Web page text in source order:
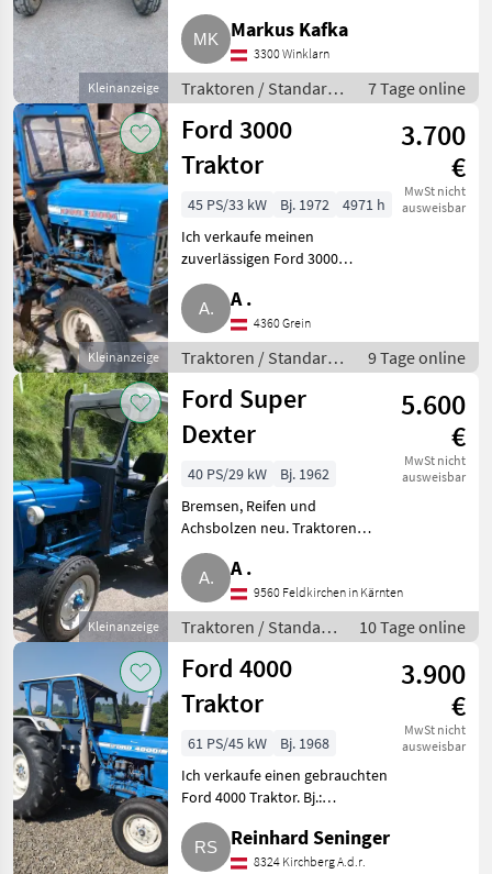
Kleinanzeige
Erdschaufel dabei. Preis VB.
Pickerlfrei. Traktor steht in
3376. Noch angemeldet.
Traktoren Standard Tra
Markus Kafka
3300 Winklarn
Traktoren / Standard
Traktoren
7 Tage online
Kleinanzeige
Ford 3000
Traktor
3.700
€
MwSt nicht
ausweisbar
45 PS/33 kW Bj. 1972
4971 h
Ich verkaufe meinen
zuverlässigen Ford 3000
Traktor. Die Maschine befindet
sich in einem guten,
einsatzbereiten Zustand und
läuft einwandfrei. Bei
ernsthaftem Intere
A .
4360 Grein
Traktoren / Standard
Traktoren
9 Tage online
Kleinanzeige
Ford Super
Dexter
5.600
€
MwSt nicht
ausweisbar
40 PS/29 kW
Bj. 1962
Bremsen, Reifen und
Achsbolzen neu. Traktoren
Standard Traktoren
A .
9560 Feldkirchen in Kärnten
Traktoren / Standard
Traktoren
10 Tage online
Ford 4000
Traktor
3.900
€
MwSt nicht
ausweisbar
61 PS/45 kW
Bj. 1968
Ich verkaufe einen gebrauchten
Ford 4000 Traktor. Bj.:
02.10.1968, 45 kW, 60, 8 PS.
Besichtigung jederzeit mit telef.
Vereinbarung möglich.
Reinhard Seninger
8324 Kirchberg A.d.r.